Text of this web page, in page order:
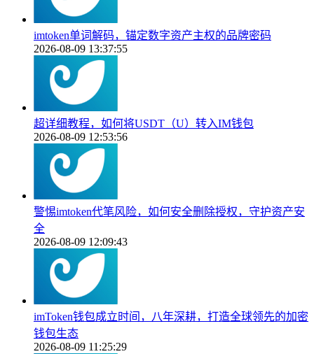
imtoken单词解码，锚定数字资产主权的品牌密码
2026-08-09 13:37:55
超详细教程，如何将USDT（U）转入IM钱包
2026-08-09 12:53:56
警惕imtoken代笔风险，如何安全删除授权，守护资产安
全
2026-08-09 12:09:43
imToken钱包成立时间，八年深耕，打造全球领先的加密
钱包生态
2026-08-09 11:25:29